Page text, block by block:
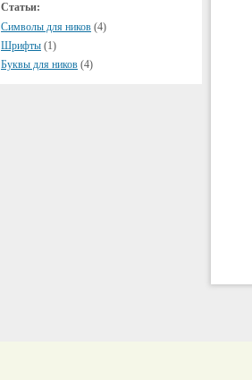
Статьи:
Символы для ников (4)
Шрифты (1)
Буквы для ников (4)